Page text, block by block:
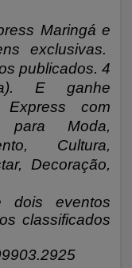
Maringá e
exclusivas.
publicados. 4
E ganhe
com
para Moda,
Cultura,
Decoração,
dois eventos
classificados